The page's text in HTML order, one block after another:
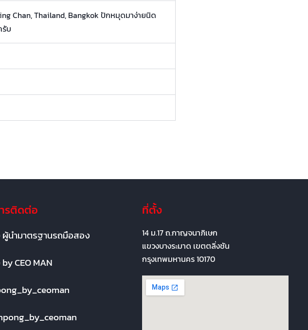
Chan, Thailand, Bangkok ปักหมุดมาง่ายนิด
บ
รติดต่อ
นำมาตรฐานรถมือสอง
CEO MAN
ที่ตั้ง
14 ม.17 ถ.กาญจนาภิเษก
แขวงบางระมาด เขตตลิ่งชัน
กรุงเทพมหานคร 10170